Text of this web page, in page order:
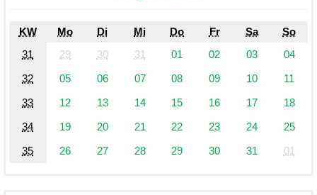
KW Mo Di Mi Do Fr Sa
So
31
29 30 31 01 02 03
04
32
05 06 07 08 09 10
11
33
12 13 14 15 16 17
18
34
19 20 21 22 23 24
25
35
26 27 28 29 30 31 01